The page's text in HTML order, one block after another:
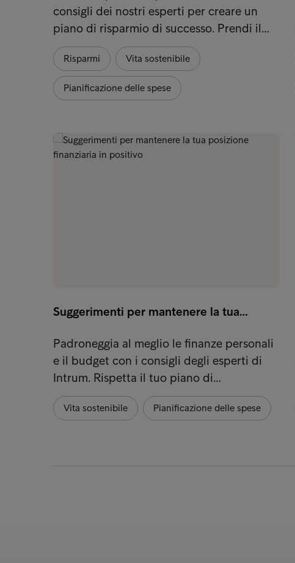
consigli dei nostri esperti per creare un
piano di risparmio di successo. Prendi il…
Risparmi Vita sostenibile
Pianificazione delle spese
Suggerimenti per mantenere la tua…
Padroneggia al meglio le finanze personali
e il budget con i consigli degli esperti di
Intrum. Rispetta il tuo piano di…
Vita sostenibile Pianificazione delle spese